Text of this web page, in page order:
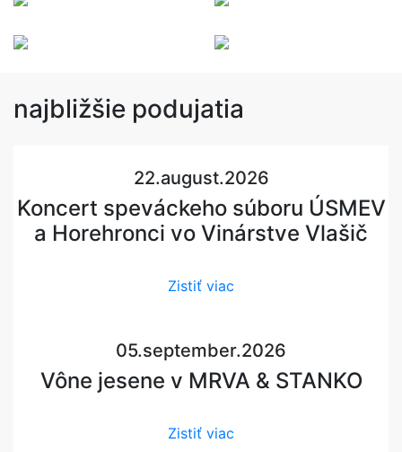
najbližšie podujatia
22.august.2026
Koncert speváckeho súboru ÚSMEV
a Horehronci vo Vinárstve Vlašič
Zistiť viac
05.september.2026
Vône jesene v MRVA & STANKO
Zistiť viac